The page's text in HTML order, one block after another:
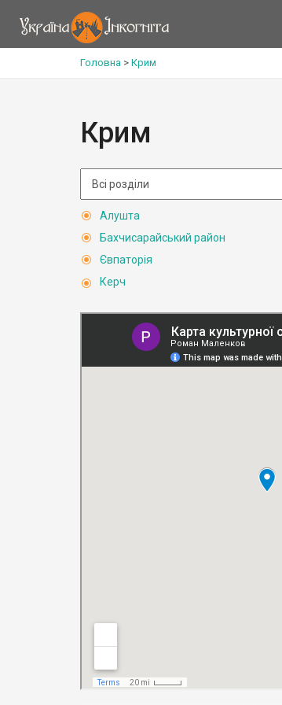
Головна > Крим
Крим
Алушта
Бахчисарайський район
Євпаторія
Керч